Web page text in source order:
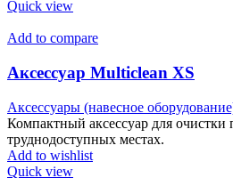
Quick view
Add to compare
Аксессуар Multiclean XS
Аксессуары (навесное
Компактный аксессуар для очистки
труднодоступных местах.
Add to wishlist
Quick view